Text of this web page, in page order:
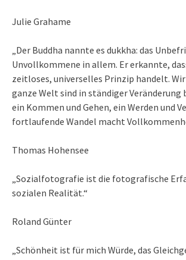
Julie Grahame
„Der Buddha nannte es dukkha: das
Unvollkommene in allem. Er erkannte,
zeitloses, universelles Prinzip handelt.
ganze Welt sind in ständiger Veränderung
ein Kommen und Gehen, ein Werden und
fortlaufende Wandel macht
Thomas Hohensee
„Sozialfotografie ist die fotografische
sozialen Realität.“
Roland Günter
„Schönheit ist für mich Würde, das